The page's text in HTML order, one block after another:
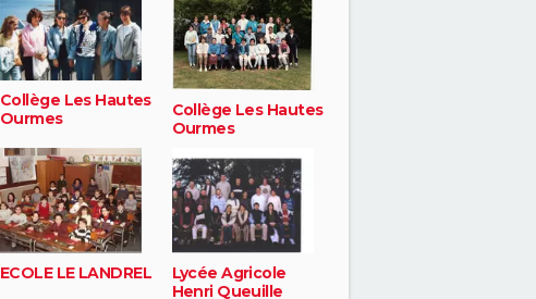
Collège Les Hautes
Ourmes
Collège Les Hautes
Ourmes
ECOLE LE LANDREL
Lycée Agricole
Henri Queuille